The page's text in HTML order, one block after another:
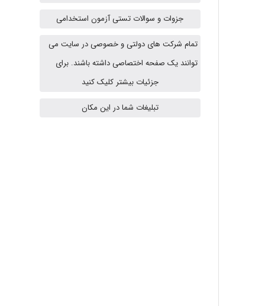
arman.m
Hasan haghparast
جزوات و سوالات تستی آزمون استخدامی
تمام شرکت های دولتی و خصوصی در سایت می
توانند یک صفحه اختصاصی داشته باشند. برای
جزئیات بیشتر کلیک کنید
تبلیغات شما در این مکان